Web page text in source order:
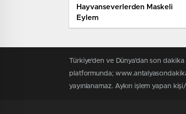
Hayvanseverlerden Maskeli
Eylem
Türkiye'den ve Dünya’dan son
platformunda;
yayınlanamaz. Aykırı işlem yapan